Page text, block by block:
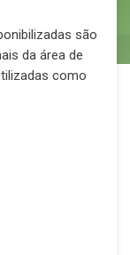
são
da área de
como